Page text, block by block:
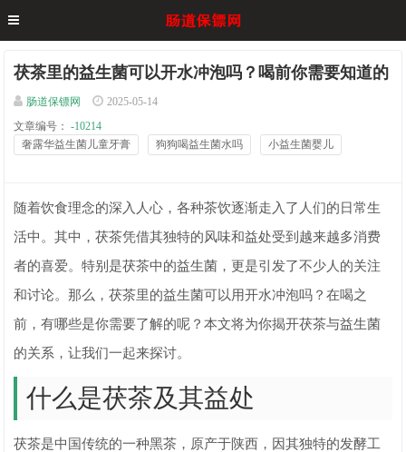
茯茶里的益生菌可以开水冲泡吗？喝前你需要知道的
肠道保镖网
2025-05-14
文章编号：
-10214
奢露华益生菌儿童牙膏
狗狗喝益生菌水吗 小益生菌婴儿
随着饮食理念的深入人心，各种茶饮逐渐走入了人们的日常生
活中。其中，茯茶凭借其独特的风味和益处受到越来越多消费
者的喜爱。特别是茯茶中的益生菌，更是引发了不少人的关注
和讨论。那么，茯茶里的益生菌可以用开水冲泡吗？在喝之
前，有哪些是你需要了解的呢？本文将为你揭开茯茶与益生菌
的关系，让我们一起来探讨。
什么是茯茶及其益处
茯茶是中国传统的一种黑茶，原产于陕西，因其独特的发酵工